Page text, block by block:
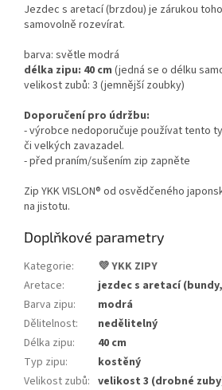
Jezdec s aretací (brzdou) je zárukou
samovolně rozevírat.
barva: světle modrá
délka zipu: 40 cm (jedná se o délku
velikost zubů: 3 (jemnější zoubky)
Doporučení pro údržbu:
- výrobce nedoporučuje používat tento
či velkých zavazadel.
- před praním/sušením zip zapněte
Zip YKK VISLON® od osvědčeného
na jistotu.
Doplňkové parametry
Kategorie:
💜 YKK ZIPY
Aretace:
jezdec s aretací
Barva zipu:
modrá
Dělitelnost:
nedělitelný
Délka zipu:
40 cm
Typ zipu:
kostěný
Velikost zubů: velikost 3 (drobné